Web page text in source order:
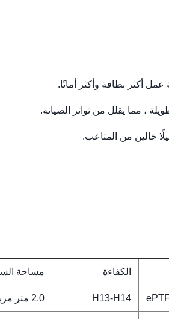
أكثر نظافة وأكثر أمانًا.
، مما يقلل من تواتر الصيانة.
الكفاءة مساحة
H13-H14 2.0 متر مربع